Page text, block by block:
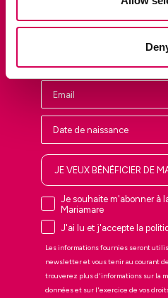
première, les ventes privées et
JE VEUX BÉNÉFICIER DE
Je souhaite m'abonner à
Mariamare
J'ai lu et j'accepte la
Les informations fournies seront
newsletter et vous tenir au courant
trouverez plus d'informations sur la
données et sur l'exercice de vos